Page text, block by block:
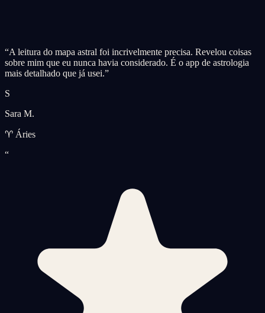
“A leitura do mapa astral foi incrivelmente precisa. Revelou coisas
sobre mim que eu nunca havia considerado. É o app de astrologia
mais detalhado que já usei.”
S
Sara M.
♈ Áries
“